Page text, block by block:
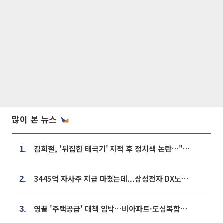
많이 본 뉴스
1. 김희철, '뒤집힌 태극기' 지적 후 정치색 논란…"좌우 떠나 우리나라 국기"
2. 3445억 자사주 지급 마쳤는데...삼성전자 DX노조, 뒤늦은 '떼쓰기 집회'
3. 영끌 '주택공급' 대책 임박⋯비아파트·도심복합까지 총동원